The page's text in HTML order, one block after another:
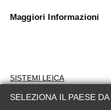
SELEZIONA IL PAESE
Maggiori Informazioni
SISTEMI LEICA
VALUTAZIONE